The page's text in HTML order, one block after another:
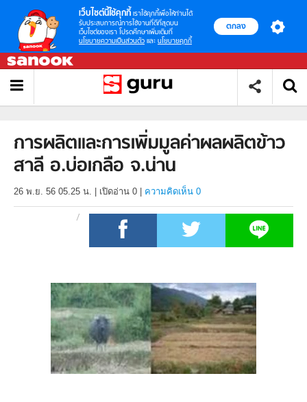
เว็บไซต์นี้ใช้คุกกี้ เราใช้คุกกี้เพื่อให้ท่านได้
รับประสบการณ์การใช้งานที่ดีที่สุดบน
เว็บไซต์ของเรา โปรดศึกษาเพิ่มเติมที่
นโยบายความเป็นส่วนตัว และ นโยบายคุกกี้
ตกลง
การผลิตและการเพิ่มมูลค่าผลผลิตข้าว
สาลี อ.บ่อเกลือ จ.น่าน
26 พ.ย. 56 05.25 น. เปิดอ่าน 0 ความคิดเห็น 0